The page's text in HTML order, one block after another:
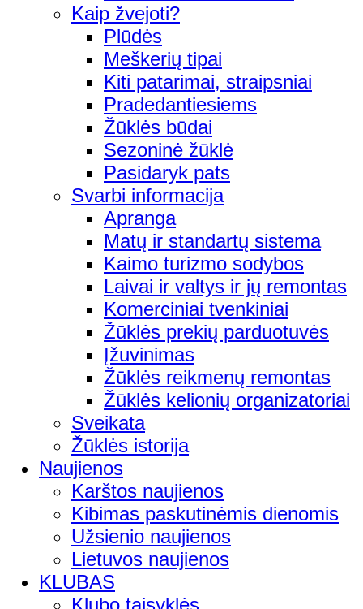
Kaip žvejoti?
Plūdės
Meškerių tipai
Kiti patarimai, straipsniai
Pradedantiesiems
Žūklės būdai
Sezoninė žūklė
Pasidaryk pats
Svarbi informacija
Apranga
Matų ir standartų sistema
Kaimo turizmo sodybos
Laivai ir valtys ir jų remontas
Komerciniai tvenkiniai
Žūklės prekių parduotuvės
Įžuvinimas
Žūklės reikmenų remontas
Žūklės kelionių organizatoriai
Sveikata
Žūklės istorija
Naujienos
Karštos naujienos
Kibimas paskutinėmis dienomis
Užsienio naujienos
Lietuvos naujienos
KLUBAS
Klubo taisyklės